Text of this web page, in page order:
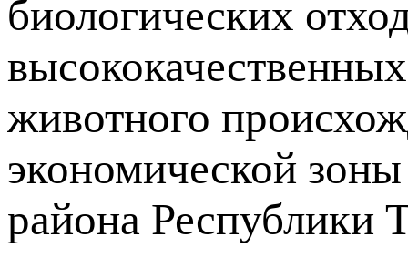
биологических
животного
экономической
района Республики